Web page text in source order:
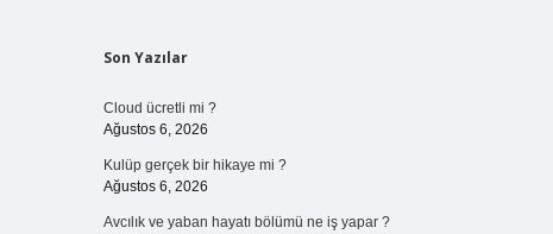
Sidebar
Son Yazılar
Cloud ücretli mi ?
Ağustos 6, 2026
Kulüp gerçek bir hikaye mi ?
Ağustos 6, 2026
Avcılık ve yaban hayatı bölümü ne iş yapar ?